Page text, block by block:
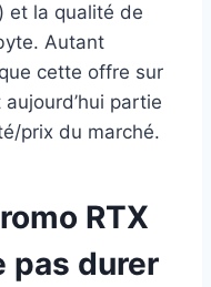
et la qualité de
Autant
cette offre sur
partie
prix du marché.
RTX
pas durer